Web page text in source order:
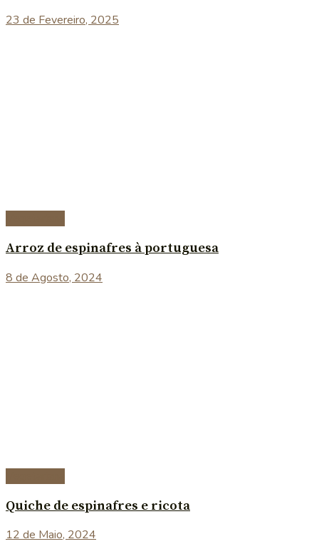
23 de Fevereiro, 2025
Arroz de espinafres à portuguesa
8 de Agosto, 2024
Quiche de espinafres e ricota
12 de Maio, 2024